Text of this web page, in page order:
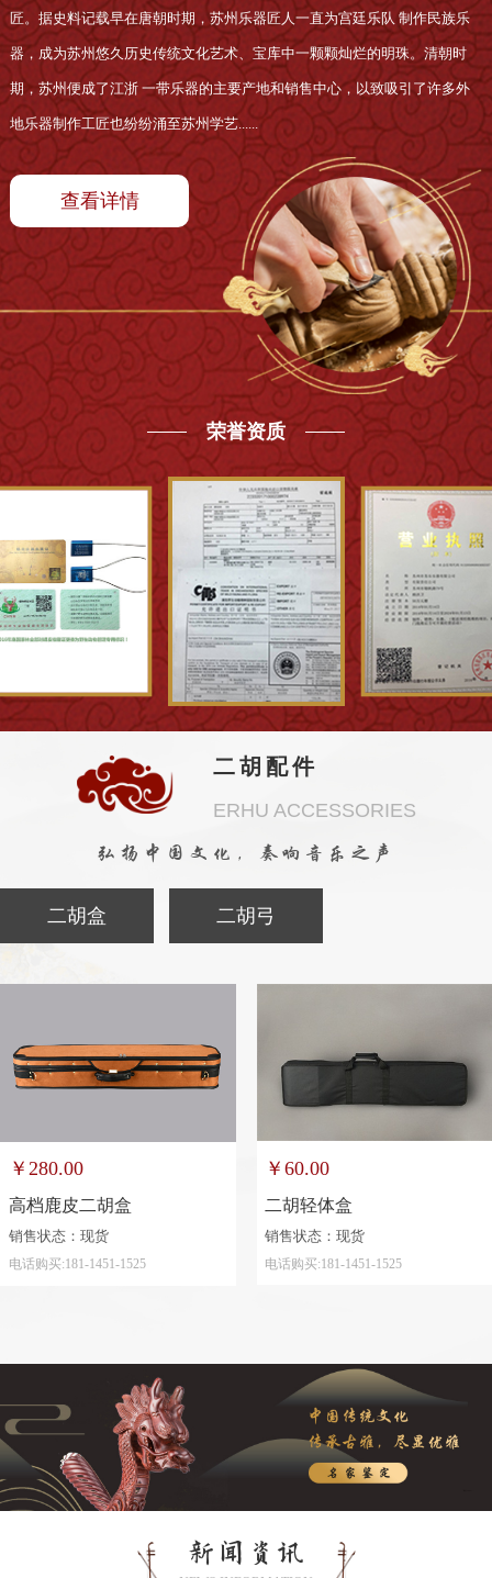
匠。据史料记载早在唐朝时期，苏州乐器匠人一直为宫廷乐队 制作民族乐
器，成为苏州悠久历史传统文化艺术、宝库中一颗颗灿烂的明珠。清朝时
期，苏州便成了江浙 一带乐器的主要产地和销售中心，以致吸引了许多外
地乐器制作工匠也纷纷涌至苏州学艺......
查看详情
荣誉资质
二胡配件
ERHU ACCESSORIES
弘扬中国文化，奏响音乐之声
二胡盒 二胡弓
￥280.00
高档鹿皮二胡盒
销售状态：现货
电话购买:181-1451-1525
￥60.00
二胡轻体盒
销售状态：现货
电话购买:181-1451-1525
新闻资讯